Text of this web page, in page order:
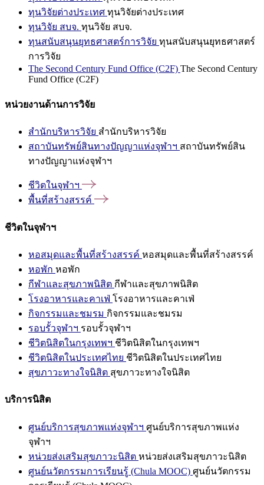
ทุนวิจัยต่างประเทศ ทุนวิจัยต่างประเทศ
ทุนวิจัย สบจ. ทุนวิจัย สบจ.
ทุนสนับสนุนยุทธศาสตร์การวิจัย ทุนสนับสนุนยุทธศาสตร์
การวิจัย
The Second Century Fund Office (C2F) The Second Century
Fund Office (C2F)
หน่วยงานด้านการวิจัย
สำนักบริหารวิจัย สำนักบริหารวิจัย
สถาบันทรัพย์สินทางปัญญาแห่งจุฬาฯ สถาบันทรัพย์สิน
ทางปัญญาแห่งจุฬาฯ
ชีวิตในจุฬาฯ
พื้นที่สร้างสรรค์
ชีวิตในจุฬาฯ
หอสมุดและพื้นที่สร้างสรรค์ หอสมุดและพื้นที่สร้างสรรค์
หอพัก หอพัก
กีฬาและสุขภาพนิสิต กีฬาและสุขภาพนิสิต
โรงอาหารและคาเฟ่ โรงอาหารและคาเฟ่
กิจกรรมและชมรม กิจกรรมและชมรม
รอบรั้วจุฬาฯ รอบรั้วจุฬาฯ
ชีวิตนิสิตในกรุงเทพฯ ชีวิตนิสิตในกรุงเทพฯ
ชีวิตนิสิตในประเทศไทย ชีวิตนิสิตในประเทศไทย
สุขภาวะทางใจนิสิต สุขภาวะทางใจนิสิต
บริการนิสิต
ศูนย์บริการสุขภาพแห่งจุฬาฯ ศูนย์บริการสุขภาพแห่ง
จุฬาฯ
หน่วยส่งเสริมสุขภาวะนิสิต หน่วยส่งเสริมสุขภาวะนิสิต
ศูนย์นวัตกรรมการเรียนรู้ (Chula MOOC) ศูนย์นวัตกรรม